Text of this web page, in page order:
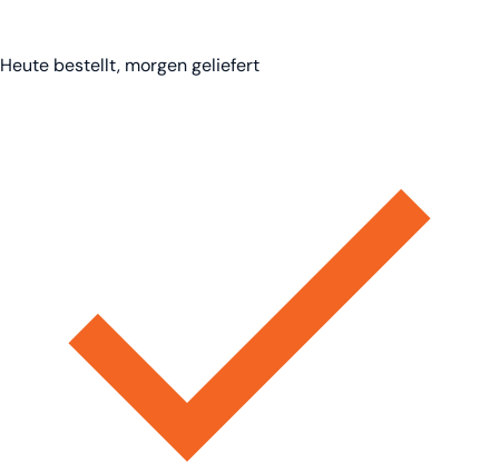
Heute bestellt, morgen geliefert